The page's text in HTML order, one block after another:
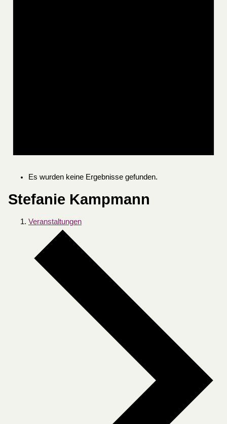
Es wurden keine Ergebnisse gefunden.
Stefanie Kampmann
Veranstaltungen